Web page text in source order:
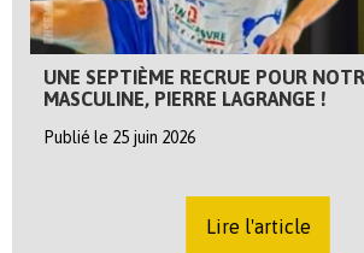
UNE SEPTIÈME RECRUE POUR
MASCULINE, PIERRE LAGRANGE !
Publié le 25 juin 2026
Lire l'article